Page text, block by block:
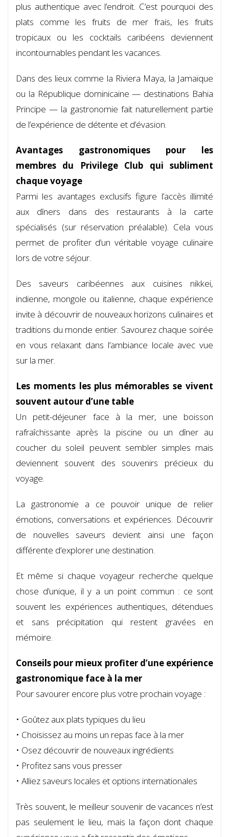
plus authentique avec l’endroit. C’est pourquoi des
plats comme les fruits de mer frais, les fruits
tropicaux ou les cocktails caribéens deviennent
incontournables pendant les vacances.
Dans des lieux comme la Riviera Maya, la Jamaïque
ou la République dominicaine — destinations Bahia
Principe — la gastronomie fait naturellement partie
de l’expérience de détente et d’évasion.
Avantages gastronomiques pour les
membres du Privilege Club qui subliment
chaque voyage
Parmi les avantages exclusifs figure l’accès illimité
aux dîners dans des restaurants à la carte
spécialisés (sur réservation préalable). Cela vous
permet de profiter d’un véritable voyage culinaire
lors de votre séjour.
Des saveurs caribéennes aux cuisines nikkei,
indienne, mongole ou italienne, chaque expérience
invite à découvrir de nouveaux horizons culinaires et
traditions du monde entier. Savourez chaque soirée
en vous relaxant dans l’ambiance locale avec vue
sur la mer.
Les moments les plus mémorables se vivent
souvent autour d’une table
Un petit-déjeuner face à la mer, une boisson
rafraîchissante après la piscine ou un dîner au
coucher du soleil peuvent sembler simples mais
deviennent souvent des souvenirs précieux du
voyage.
La gastronomie a ce pouvoir unique de relier
émotions, conversations et expériences. Découvrir
de nouvelles saveurs devient ainsi une façon
différente d’explorer une destination.
Et même si chaque voyageur recherche quelque
chose d’unique, il y a un point commun : ce sont
souvent les expériences authentiques, détendues
et sans précipitation qui restent gravées en
mémoire.
Conseils pour mieux profiter d’une expérience
gastronomique face à la mer
Pour savourer encore plus votre prochain voyage :
• Goûtez aux plats typiques du lieu
• Choisissez au moins un repas face à la mer
• Osez découvrir de nouveaux ingrédients
• Profitez sans vous presser
• Alliez saveurs locales et options internationales
Très souvent, le meilleur souvenir de vacances n’est
pas seulement le lieu, mais la façon dont chaque